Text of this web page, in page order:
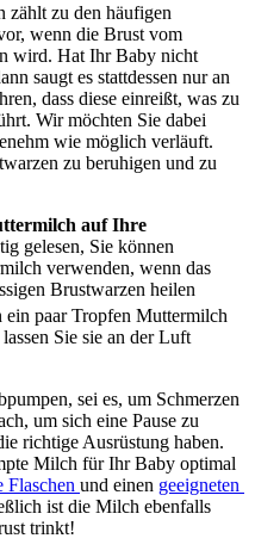
zählt zu den häufigen
wenn die Brust vom
wird. Hat Ihr Baby nicht
saugt es stattdessen nur an
dass diese einreißt, was zu
Wir möchten Sie dabei
wie möglich verläuft.
zu beruhigen und zu
auf Ihre
gelesen, Sie können
verwenden, wenn das
Brustwarzen heilen
ein paar Tropfen Muttermilch
Sie sie an der Luft
sei es, um Schmerzen
um sich eine Pause zu
richtige Ausrüstung haben.
Milch für Ihr Baby optimal
Flaschen und einen geeigneten
ist die Milch ebenfalls
trinkt!